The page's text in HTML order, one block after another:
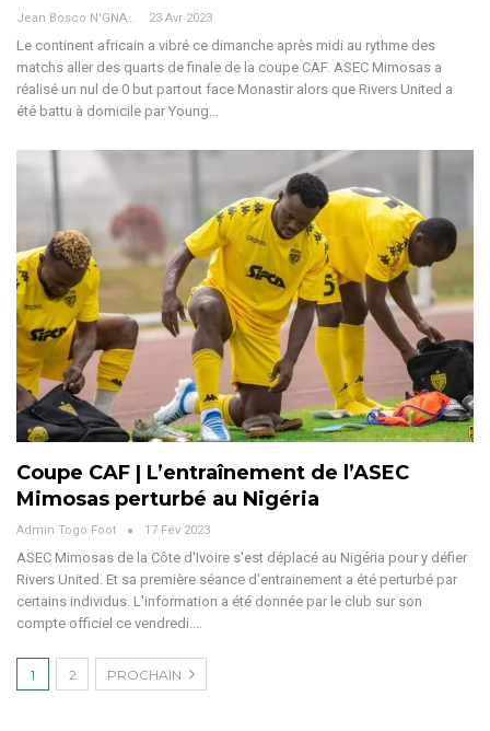
Jean Bosco N'GNAMA 23 Avr 2023
Le continent africain a vibré ce dimanche après midi au rythme des
matchs aller des quarts de finale de la coupe CAF. ASEC Mimosas a
réalisé un nul de 0 but partout face Monastir alors que Rivers United a
été battu à domicile par Young…
Coupe CAF | L’entraînement de l’ASEC
Mimosas perturbé au Nigéria
Admin Togo Foot 17 Fév 2023
ASEC Mimosas de la Côte d'Ivoire s'est déplacé au Nigéria pour y défier
Rivers United. Et sa première séance d'entrainement a été perturbé par
certains individus. L'information a été donnée par le club sur son
compte officiel ce vendredi.…
1 2 PROCHAIN